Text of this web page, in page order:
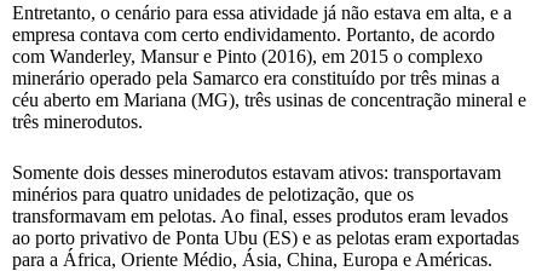
Entretanto, o cenário para essa atividade já não estava em alta, e a
empresa contava com certo endividamento. Portanto, de acordo
com Wanderley, Mansur e Pinto (2016), em 2015 o complexo
minerário operado pela Samarco era constituído por três minas a
céu aberto em Mariana (MG), três usinas de concentração mineral e
três minerodutos.
Somente dois desses minerodutos estavam ativos: transportavam
minérios para quatro unidades de pelotização, que os
transformavam em pelotas. Ao final, esses produtos eram levados
ao porto privativo de Ponta Ubu (ES) e as pelotas eram exportadas
para a África, Oriente Médio, Ásia, China, Europa e Américas.